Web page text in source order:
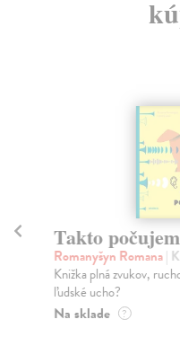
Takto počujem
Romanyšyn Romana|
Knižka plná zvukov,
ľudské ucho?
Na sklade ?